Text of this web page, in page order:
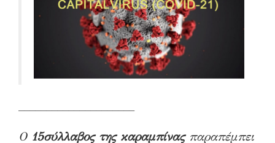
Ο 15σύλλαβος της καραμπίναςπαραπέμπει